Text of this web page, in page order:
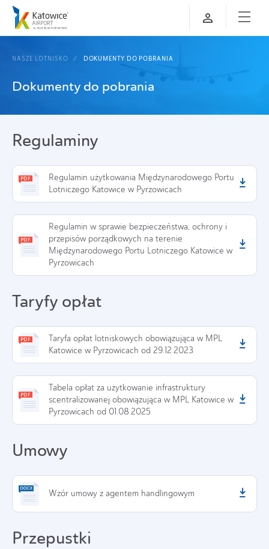
NASZE LOTNISKO DOKUMENTY DO POBRANIA
Dokumenty do pobrania
Regulaminy
Regulamin użytkowania Międzynarodowego Portu
Lotniczego Katowice w Pyrzowicach
Regulamin w sprawie bezpieczeństwa, ochrony i
przepisów porządkowych na terenie
Międzynarodowego Portu Lotniczego Katowice w
Pyrzowicach
Taryfy opłat
Taryfa opłat lotniskowych obowiązująca w MPL
Katowice w Pyrzowicach od 29.12.2023
Tabela opłat za użytkowanie infrastruktury
scentralizowanej obowiązująca w MPL Katowice w
Pyrzowicach od 01.08.2025
Umowy
Wzór umowy z agentem handlingowym
Przepustki